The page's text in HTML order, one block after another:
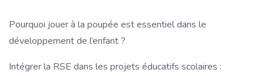
Pourquoi jouer à la poupée est essentiel dans le
développement de l’enfant ?
Intégrer la RSE dans les projets éducatifs scolaires :